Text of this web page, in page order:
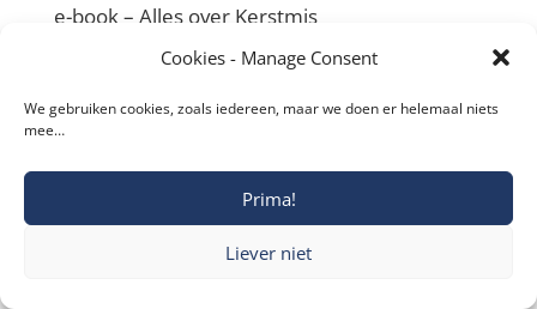
Cookies - Manage Consent
We gebruiken cookies, zoals iedereen, maar we doen er helemaal niets
mee…
Prima!
Liever niet
e-book – Alles over Kerstmis
Copyright © 2019-2026 Katholieke Vesting I
Privacyverklaring